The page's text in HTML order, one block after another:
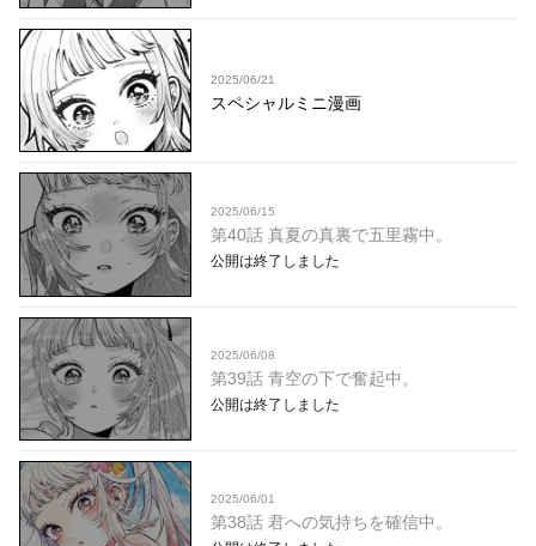
2025/06/21
スペシャルミニ漫画
2025/06/15
第40話 真夏の真裏で五里霧中。
公開は終了しました
2025/06/08
第39話 青空の下で奮起中。
公開は終了しました
2025/06/01
第38話 君への気持ちを確信中。